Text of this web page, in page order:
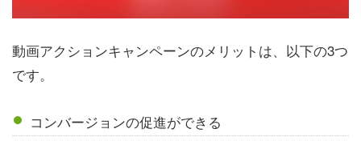
動画アクションキャンペーンのメリットは、以下の3つ
です。
コンバージョンの促進ができる